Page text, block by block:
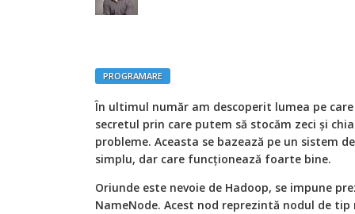
PROGRAMARE
În ultimul număr am descoperit lumea pe
secretul prin care putem să stocăm zeci și
probleme. Aceasta se bazează pe un sistem
simplu, dar care funcționează foarte bine.
Oriunde este nevoie de Hadoop, se impune
NameNode. Acest nod reprezintă nodul de